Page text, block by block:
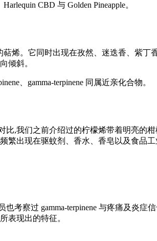
CBD 与 Golden Pineapple。
烯。它同时出现在孜然、迷迭香、紫丁
倾斜。
、gamma-terpinene 同属近亲化合物。
比,我们之前介绍过的柠檬烯带着明亮的柑
繁出现在驱蚊剂、香水、香皂以及食品工
也考察过 gamma-terpinene 与疼痛及炎症
所表现出的特征。